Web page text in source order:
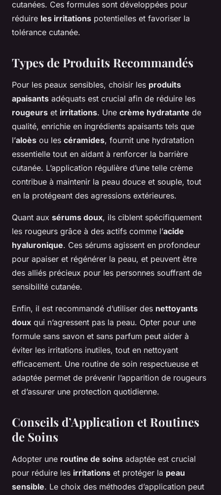
cutanées. Ces formules sont développées pour
réduire les irritations potentielles et favoriser la
tolérance cutanée.
Types de Produits Recommandés
Pour les peaux sensibles, choisir les produits
apaisants adéquats est crucial afin de réduire les
rougeurs et irritations. Une crème hydratante de
qualité, enrichie en ingrédients apaisants tels que
l’aloès ou les céramides, fournit une hydratation
essentielle tout en aidant à renforcer la barrière
cutanée. L’application régulière d’une telle crème
contribue à maintenir la peau douce et souple, tout
en la protégeant des agressions extérieures.
Quant aux sérums doux, ils ciblent spécifiquement
les rougeurs grâce à des actifs comme l’acide
hyaluronique. Ces sérums agissent en profondeur
pour apaiser et régénérer la peau, et peuvent être
des alliés précieux pour les personnes souffrant de
sensibilité cutanée.
Enfin, il est recommandé d’utiliser des nettoyants
doux qui n’agressent pas la peau. Opter pour une
formule sans savon et sans parfum peut aider à
éviter les irritations inutiles, tout en nettoyant
efficacement. Une routine de soin respectueuse et
adaptée permet de prévenir l’apparition de rougeurs
et d’assurer une protection quotidienne.
Conseils d’Application et Routines
de Soins
Adopter une routine de soins adaptée est crucial
pour réduire les irritations et protéger la peau
sensible. Le choix des méthodes d’application peut